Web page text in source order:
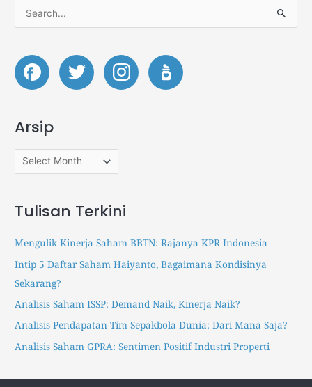
r
f
o
S
t
o
e
r
s
.
i
I
n
s
t
a
S
t
o
s
.
i
T
r
a
k
t
Arsip
i
Tulisan Terkini
Mengulik Kinerja Saham BBTN: Rajanya KPR Indonesia
Intip 5 Daftar Saham Haiyanto, Bagaimana Kondisinya
Sekarang?
Analisis Saham ISSP: Demand Naik, Kinerja Naik?
Analisis Pendapatan Tim Sepakbola Dunia: Dari Mana Saja?
Analisis Saham GPRA: Sentimen Positif Industri Properti